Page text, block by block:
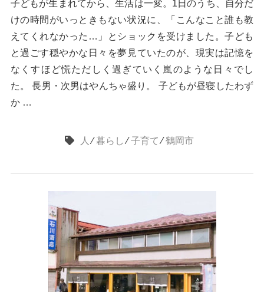
子どもが生まれてから、生活は一変。1日のうち、自分だ
けの時間がいっときもない状況に、「こんなこと誰も教
えてくれなかった…」とショックを受けました。子ども
と過ごす穏やかな日々を夢見ていたのが、現実は記憶を
なくすほど慌ただしく過ぎていく嵐のような日々でし
た。 長男・次男はやんちゃ盛り。 子どもが昼寝したわず
か …
人 ⁄暮らし⁄子育て⁄鶴岡市